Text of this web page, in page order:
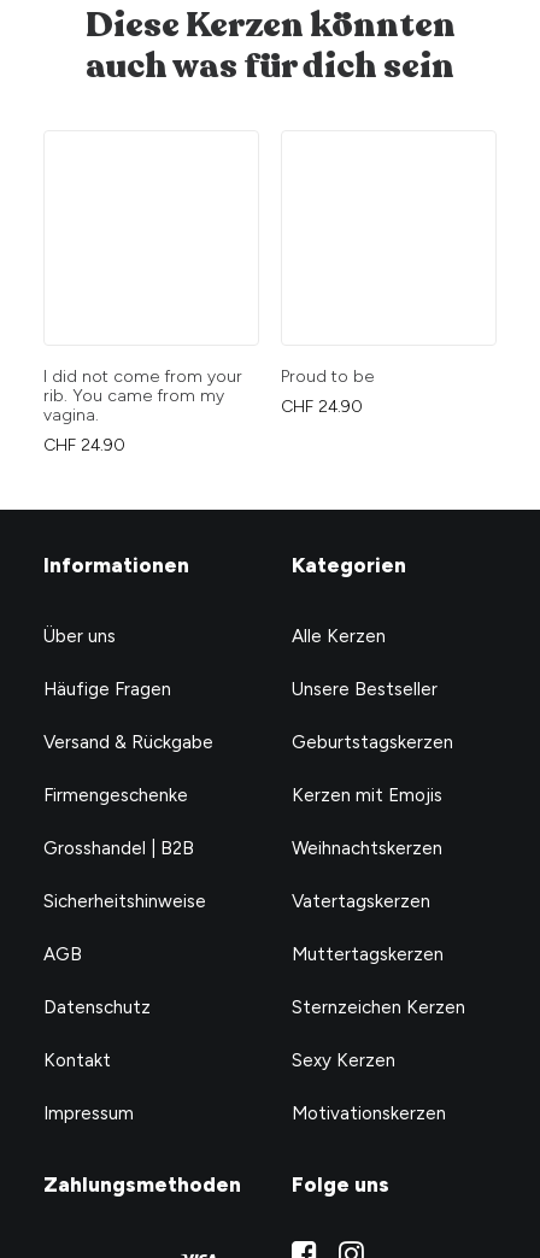
Diese Kerzen könnten
auch was für dich sein
I did not come from your
rib. You came from my
vagina.
CHF 24.90
Proud to be
CHF 24.90
Informationen
Über uns
Häufige Fragen
Versand & Rückgabe
Firmengeschenke
Grosshandel | B2B
Sicherheitshinweise
AGB
Datenschutz
Kontakt
Impressum
Kategorien
Alle Kerzen
Unsere Bestseller
Geburtstagskerzen
Kerzen mit Emojis
Weihnachtskerzen
Vatertagskerzen
Muttertagskerzen
Sternzeichen Kerzen
Sexy Kerzen
Motivationskerzen
Zahlungsmethoden Folge uns